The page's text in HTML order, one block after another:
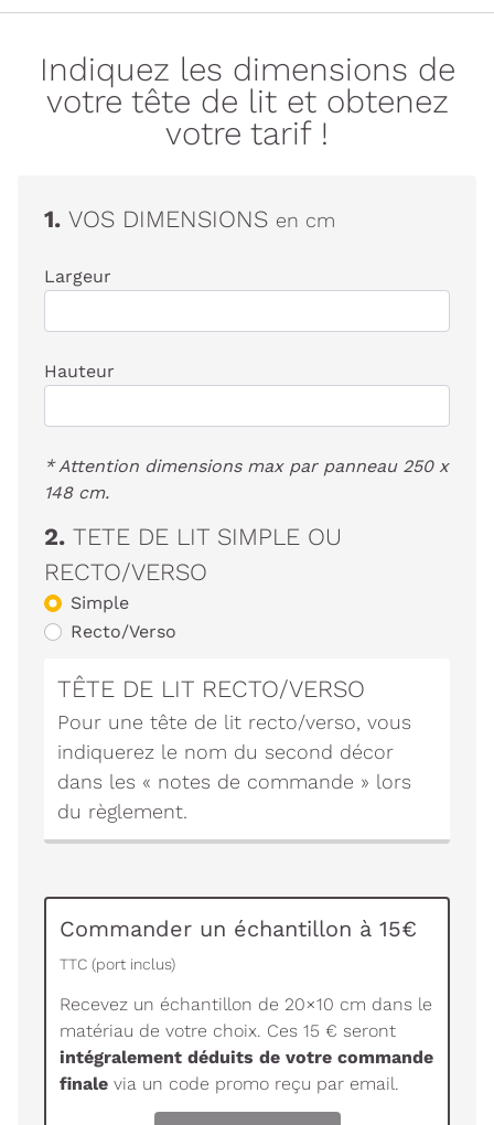
Indiquez les dimensions de
votre tête de lit et obtenez
votre tarif !
1. VOS DIMENSIONS en cm
Largeur
Hauteur
* Attention dimensions max par panneau 250 x
148 cm.
2. TETE DE LIT SIMPLE OU
RECTO/VERSO
Simple
Recto/Verso
TÊTE DE LIT RECTO/VERSO
Pour une tête de lit recto/verso, vous
indiquerez le nom du second décor
dans les « notes de commande » lors
du règlement.
Commander un échantillon à 15€
TTC (port inclus)
Recevez un échantillon de 20×10 cm dans le
matériau de votre choix. Ces 15 € seront
intégralement déduits de votre commande
finale via un code promo reçu par email.